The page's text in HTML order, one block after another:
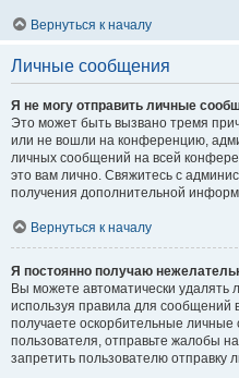
Вернуться к началу
Личные сообщения
Я не могу отправить личные
Это может быть вызвано тремя
или не вошли на конференцию,
личных сообщений на всей
это вам лично. Свяжитесь с
получения дополнительной
Вернуться к началу
Я постоянно получаю
Вы можете автоматически
используя правила для
получаете оскорбительные личные
пользователя, отправьте жалобы
запретить пользователю отправку